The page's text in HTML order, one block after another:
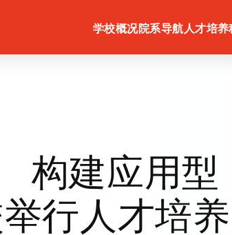
学校概况院系导航 人才培养
构建应用型
行人才培养